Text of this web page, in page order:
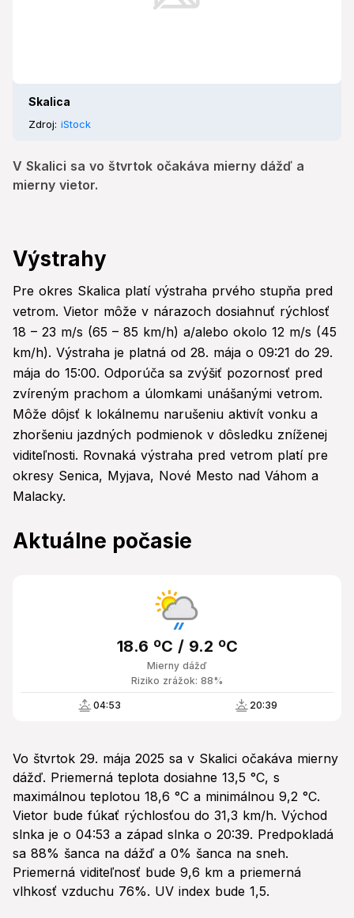
Skalica
Zdroj: iStock
V Skalici sa vo štvrtok očakáva mierny dážď a
mierny vietor.
Výstrahy
Pre okres Skalica platí výstraha prvého stupňa pred
vetrom. Vietor môže v nárazoch dosiahnuť rýchlosť
18 – 23 m/s (65 – 85 km/h) a/alebo okolo 12 m/s (45
km/h). Výstraha je platná od 28. mája o 09:21 do 29.
mája do 15:00. Odporúča sa zvýšiť pozornosť pred
zvíreným prachom a úlomkami unášanými vetrom.
Môže dôjsť k lokálnemu narušeniu aktivít vonku a
zhoršeniu jazdných podmienok v dôsledku zníženej
viditeľnosti. Rovnaká výstraha pred vetrom platí pre
okresy Senica, Myjava, Nové Mesto nad Váhom a
Malacky.
Aktuálne počasie
Mierny dážď
18.6 ºC / 9.2 ºC
Riziko zrážok: 88%
04:53 20:39
Vo štvrtok 29. mája 2025 sa v Skalici očakáva mierny
dážď. Priemerná teplota dosiahne 13,5 °C, s
maximálnou teplotou 18,6 °C a minimálnou 9,2 °C.
Vietor bude fúkať rýchlosťou do 31,3 km/h. Východ
slnka je o 04:53 a západ slnka o 20:39. Predpokladá
sa 88% šanca na dážď a 0% šanca na sneh.
Priemerná viditeľnosť bude 9,6 km a priemerná
vlhkosť vzduchu 76%. UV index bude 1,5.